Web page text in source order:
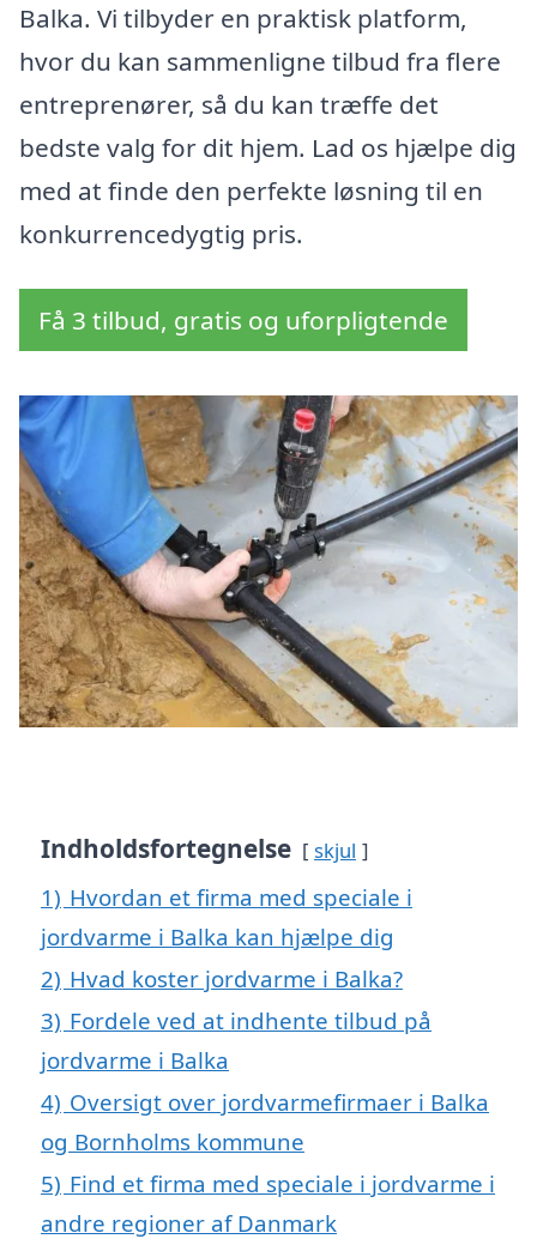
Balka. Vi tilbyder en praktisk platform,
hvor du kan sammenligne tilbud fra flere
entreprenører, så du kan træffe det
bedste valg for dit hjem. Lad os hjælpe dig
med at finde den perfekte løsning til en
konkurrencedygtig pris.
Få 3 tilbud, gratis og uforpligtende
Indholdsfortegnelse skjul
1) Hvordan et firma med speciale i
jordvarme i Balka kan hjælpe dig
2) Hvad koster jordvarme i Balka?
3) Fordele ved at indhente tilbud på
jordvarme i Balka
4) Oversigt over jordvarmefirmaer i Balka
og Bornholms kommune
5) Find et firma med speciale i jordvarme i
andre regioner af Danmark